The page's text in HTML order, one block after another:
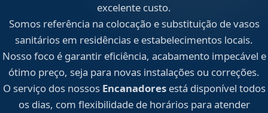
excelente custo.
Somos referência na colocação e substituição de vasos
sanitários em residências e estabelecimentos locais.
Nosso foco é garantir eficiência, acabamento impecável e
ótimo preço, seja para novas instalações ou correções.
O serviço dos nossos Encanadoresestá disponível todos
os dias, com flexibilidade de horários para atender